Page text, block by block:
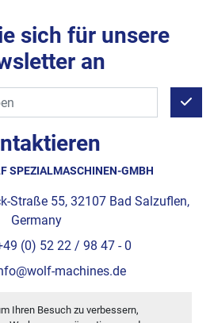
Ihren Besuch zu verbessern,
SPEZIALMASCHINEN-GMBH
Straße 55, 32107 Bad Salzuflen,
Germany
(0) 52 22 / 98 47 - 0
machines.de
Einstellungen
sich für unsere
an